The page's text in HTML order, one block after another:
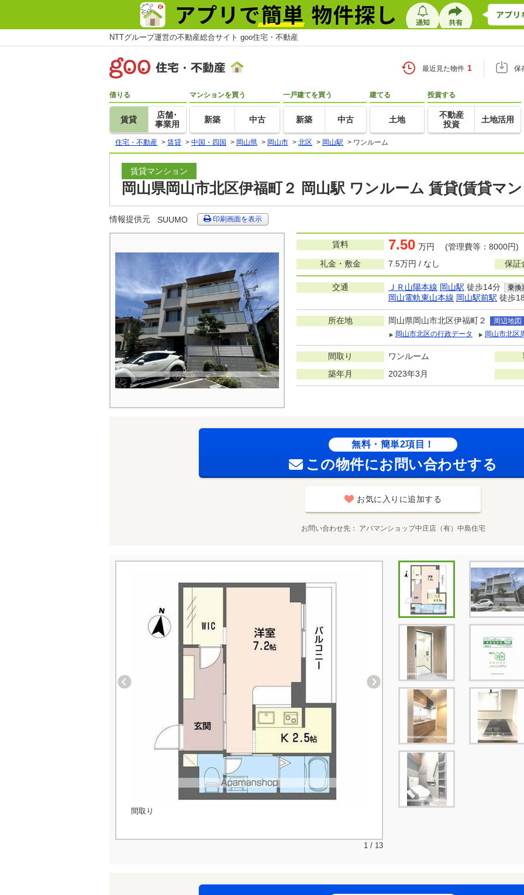
NTTグループ運営の不動産総合サイト goo住宅・不動産
最近見た物件 1 保
借りる
賃貸
店舗･
事業用
マンションを買う
新築 中古
一戸建てを買う
新築 中古
建てる
土地
投資する
不動産
投資
土地活用
住宅・不動産 > 賃貸 > 中国・四国 > 岡山県 > 岡山市 > 北区 > 岡山駅 > ワンルーム
賃貸マンション
岡山県岡山市北区伊福町２ 岡山駅 ワンルーム 賃貸(賃貸マ
情報提供元 SUUMO 印刷画面を表示
賃料 7.50 万円 (管理費等：8000円)
礼金・敷金
7.5万円 / なし 保証
交通 ＪＲ山陽本線 岡山駅 徒歩14分 乗換
岡山電軌東山本線 岡山駅前駅 徒歩
所在地 岡山県岡山市北区伊福町２
周辺地図
岡山市北区の行政データ
岡山市北区
間取り ワンルーム
築年月 2023年3月
無料・簡単2項目！
この物件にお問い合わせする
お気に入りに追加する
お問い合わせ先 アパマンショップ中庄店（有）中島住宅
間取り
1 / 13